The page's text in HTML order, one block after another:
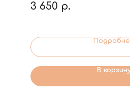
3 650 р.
В